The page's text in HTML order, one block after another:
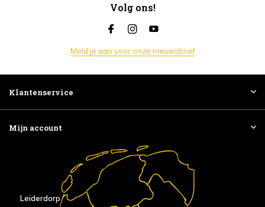
Volg ons!
Meld je aan voor onze nieuwsbrief
Klantenservice
Mijn account
Leiderdorp